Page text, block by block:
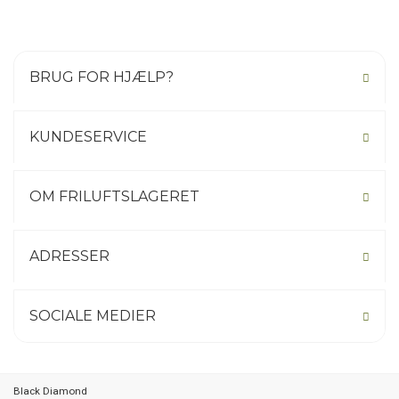
Black Diamond
BRUG FOR HJÆLP?
KUNDESERVICE
OM FRILUFTSLAGERET
ADRESSER
SOCIALE MEDIER
Not your country? Click here.